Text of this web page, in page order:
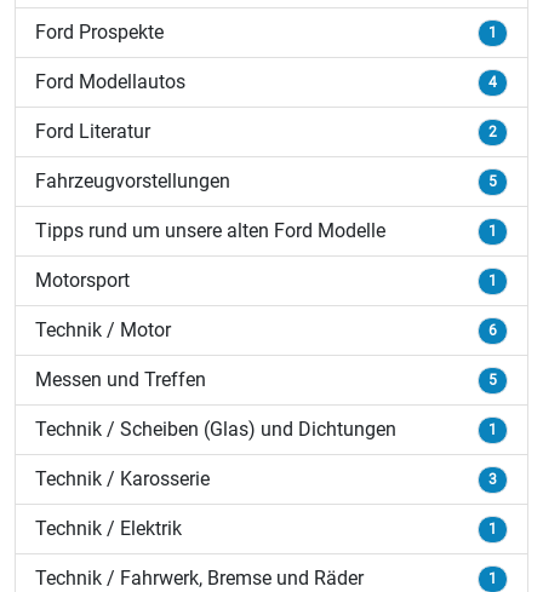
Ford Prospekte 1
Ford Modellautos 4
Ford Literatur 2
Fahrzeugvorstellungen 5
Tipps rund um unsere alten Ford Modelle 1
Motorsport 1
Technik / Motor 6
Messen und Treffen 5
Technik / Scheiben (Glas) und Dichtungen 1
Technik / Karosserie 3
Technik / Elektrik 1
Technik / Fahrwerk, Bremse und Räder 1